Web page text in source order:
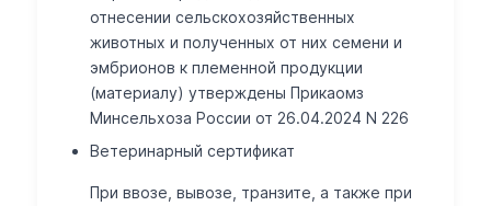
отнесении сельскохозяйственных
животных и полученных от них семени и
эмбрионов к племенной продукции
(материалу) утверждены Прикаомз
Минсельхоза России от 26.04.2024 N 226
Ветеринарный сертификат
При ввозе, вывозе, транзите, а также при